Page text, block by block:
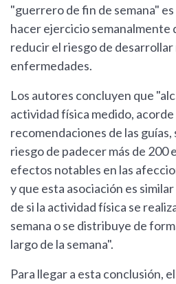
"guerrero de fin de semana"
hacer ejercicio semanalmente
reducir el riesgo de desarrollar
enfermedades.
Los autores concluyen que
actividad física medido, acorde
recomendaciones de las
riesgo de padecer más de 200
efectos notables en las
y que esta asociación es
de si la actividad física se
semana o se distribuye de
largo de la semana".
Para llegar a esta conclusión,